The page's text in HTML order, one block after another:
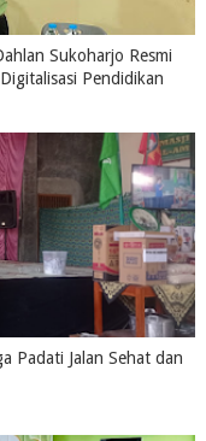
Sukoharjo Resmi
Pendidikan
Padati Jalan Sehat dan